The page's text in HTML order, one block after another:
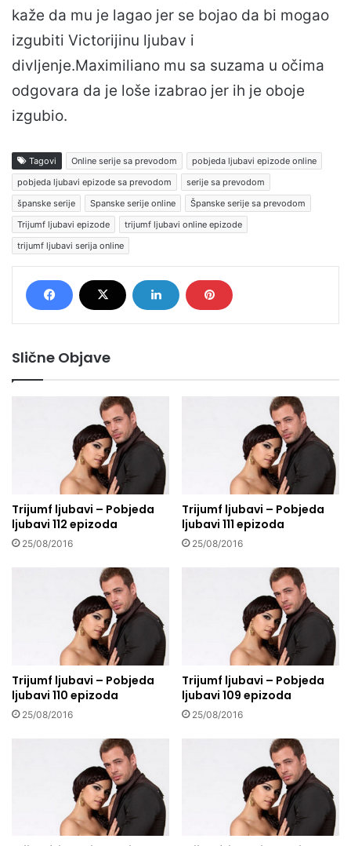
kaže da mu je lagao jer se bojao da bi mogao
izgubiti Victorijinu ljubav i
divljenje.Maximiliano mu sa suzama u očima
odgovara da je loše izabrao jer ih je oboje
izgubio.
Tagovi Online serije sa prevodom
pobjeda ljubavi epizode online
pobjeda ljubavi epizode sa prevodom
serije sa prevodom
španske serije
Spanske serije online
Španske serije sa prevodom
Trijumf ljubavi epizode
trijumf ljubavi online epizode
trijumf ljubavi serija online
Slične Objave
Trijumf ljubavi – Pobjeda
ljubavi 112 epizoda
25/08/2016
Trijumf ljubavi – Pobjeda
ljubavi 111 epizoda
25/08/2016
Trijumf ljubavi – Pobjeda
ljubavi 110 epizoda
25/08/2016
Trijumf ljubavi – Pobjeda
ljubavi 109 epizoda
25/08/2016